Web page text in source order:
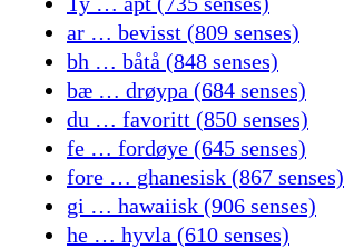
ar … bevisst (809 senses)
bh … båtå (848 senses)
bæ … drøypa (684 senses)
du … favoritt (850 senses)
fe … fordøye (645 senses)
fore … ghanesisk (867 senses)
gi … hawaiisk (906 senses)
he … hyvla (610 senses)